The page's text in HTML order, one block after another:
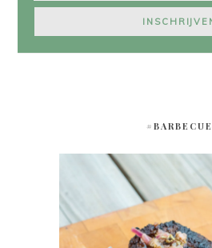
#BARBECUE